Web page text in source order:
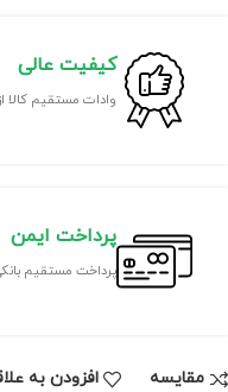
کیفیت عالی
وادات مستقیم کالا
پرداخت ایمن
پرداخت مستقیم
مقايسه افزودن به